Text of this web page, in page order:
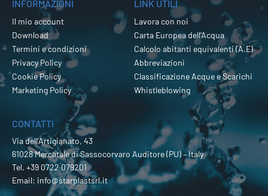
INFORMAZIONI
Il mio account
Download
Termini e condizioni
Privacy Policy
Cookie Policy
Marketing Policy
LINK UTILI
Lavora con noi
Carta Europea dell’Acqua
Calcolo abitanti equivalenti (A.E)
Abbreviazioni
Classificazione Acque e Scarichi
Whistleblowing
CONTATTI
Via dell’Artigianato, 43
61028 Mercatale di Sassocorvaro Auditore (PU) – Italy
Tel. +39 0722 079201
Email: info@starplastsrl.it